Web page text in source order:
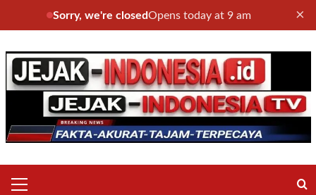
Sorry, we're closedOpens today at 9 am ×
to
content
Menu